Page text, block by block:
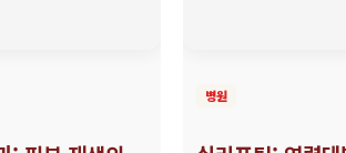
병원